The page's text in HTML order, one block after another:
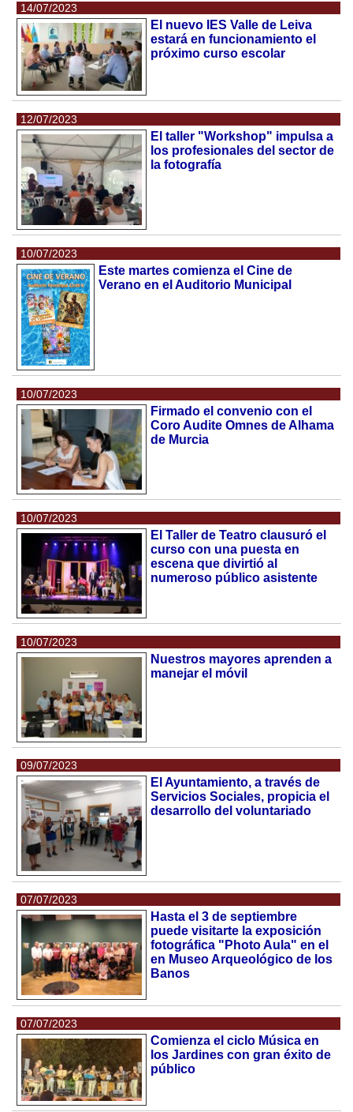
14/07/2023
El nuevo IES Valle de Leiva
estará en funcionamiento el
próximo curso escolar
12/07/2023
El taller "Workshop" impulsa a
los profesionales del sector de
la fotografía
10/07/2023
Este martes comienza el Cine de
Verano en el Auditorio Municipal
10/07/2023
Firmado el convenio con el
Coro Audite Omnes de Alhama
de Murcia
10/07/2023
El Taller de Teatro clausuró el
curso con una puesta en
escena que divirtió al
numeroso público asistente
10/07/2023
Nuestros mayores aprenden a
manejar el móvil
09/07/2023
El Ayuntamiento, a través de
Servicios Sociales, propicia el
desarrollo del voluntariado
07/07/2023
Hasta el 3 de septiembre
puede visitarte la exposición
fotográfica "Photo Aula" en el
en Museo Arqueológico de los
Banos
07/07/2023
Comienza el ciclo Música en
los Jardines con gran éxito de
público